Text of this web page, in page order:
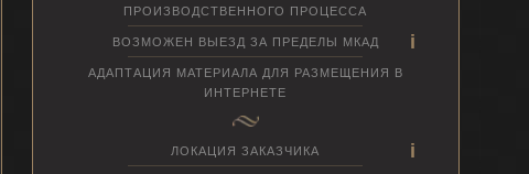
ПРОИЗВОДСТВЕННОГО ПРОЦЕССА
ВОЗМОЖЕН ВЫЕЗД ЗА ПРЕДЕЛЫ МКАД
АДАПТАЦИЯ МАТЕРИАЛА ДЛЯ РАЗМЕЩЕНИЯ В
ИНТЕРНЕТЕ
ЛОКАЦИЯ ЗАКАЗЧИКА